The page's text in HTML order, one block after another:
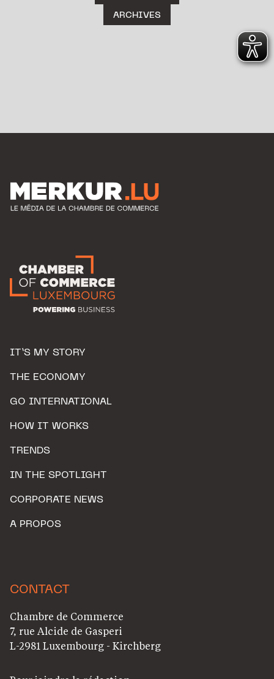
ARCHIVES
IT’S MY STORY
THE ECONOMY
GO INTERNATIONAL
HOW IT WORKS
TRENDS
IN THE SPOTLIGHT
CORPORATE NEWS
A PROPOS
CONTACT
Chambre de Commerce
7, rue Alcide de Gasperi
L-2981 Luxembourg - Kirchberg